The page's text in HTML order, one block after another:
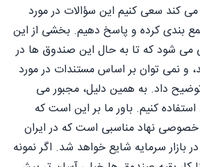
کند سعی کنیم این سؤالات در مورد
بندی کرده و پاسخ دهیم. بخشی از این
می شود که تا به حال این صندوق ها در
و نمی توان بر اساس مستندات در مورد
توضیح داد. به همین دلیل، مجبور می
استفاده کنیم. باور ما بر این است که
نهاد مناسبی است که در ایران
بازار سرمایه شایع خواهد شد. اگر نمونه